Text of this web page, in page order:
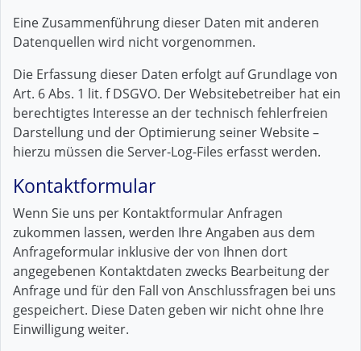
Eine Zusammenführung dieser Daten mit anderen
Datenquellen wird nicht vorgenommen.
Die Erfassung dieser Daten erfolgt auf Grundlage von
Art. 6 Abs. 1 lit. f DSGVO. Der Websitebetreiber hat ein
berechtigtes Interesse an der technisch fehlerfreien
Darstellung und der Optimierung seiner Website –
hierzu müssen die Server-Log-Files erfasst werden.
Kontaktformular
Wenn Sie uns per Kontaktformular Anfragen
zukommen lassen, werden Ihre Angaben aus dem
Anfrageformular inklusive der von Ihnen dort
angegebenen Kontaktdaten zwecks Bearbeitung der
Anfrage und für den Fall von Anschlussfragen bei uns
gespeichert. Diese Daten geben wir nicht ohne Ihre
Einwilligung weiter.